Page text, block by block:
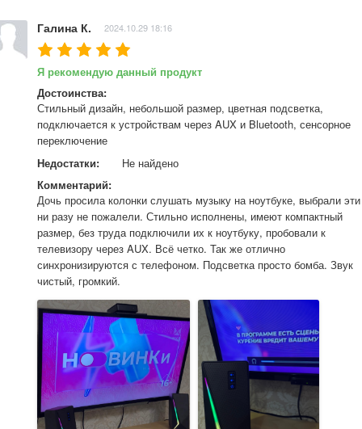
Галина К. 2024.10.29 18:16
Я рекомендую данный продукт
Достоинства:
Стильный дизайн, небольшой размер, цветная подсветка,
подключается к устройствам через AUX и Bluetooth, сенсорное
переключение
Недостатки:
Не найдено
Комментарий:
Дочь просила колонки слушать музыку на ноутбуке, выбрали
ни разу не пожалели. Стильно исполнены, имеют компактный
размер, без труда подключили их к ноутбуку, пробовали к
телевизору через AUX. Всё четко. Так же отлично
синхронизируются с телефоном. Подсветка просто бомба. Звук
чистый, громкий.